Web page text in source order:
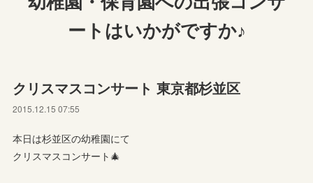
ートはいかがですか♪
クリスマスコンサート 東京都杉並区
2015.12.15 07:55
本日は杉並区の幼稚園にて
クリスマスコンサート🎄